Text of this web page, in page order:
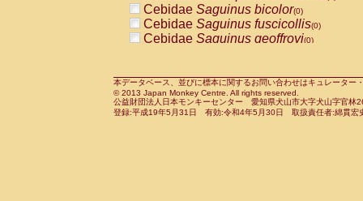
CercopithecidaeCercocebus
CercopithecidaeCercocebus
CercopithecidaeCercocebushybrid
CercopithecidaePapio anubis(0)
CercopithecidaePapio cynocephalus
CercopithecidaePapio hamadryas(0)
Cebidae Saguinus bicolor(0)
Cebidae Saguinus fuscicollis(0)
Cebidae Saguinus geoffroyi(0)
CebidaeSaguinus leucopus(0)
CebidaeSaguinus midas(0)
Cebidae Saguinus mystax(0)
本データベース、並びに標本に関するお問い合わせはキュレータ
© 2013 Japan Monkey Centre. All rights reserved.
公益財団法人日本モンキーセンター 愛知県犬山市大字犬山字官
登録:平成19年5月31日 有効:令和4年5月30日 取扱責任者:綿貫宏